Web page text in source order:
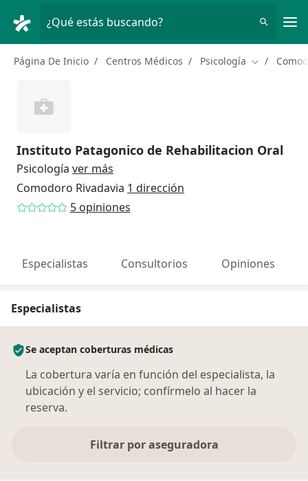
¿Qué estás buscando?
Página De Inicio Centros Médicos Psicología Cambiar de
Instituto Patagonico de Rehabilitacion Oral
Psicología ver más
Comodoro Rivadavia 1 dirección
5 opiniones
Especialistas Consultorios Opiniones
Especialistas
Se aceptan coberturas médicas
La cobertura varía en función del especialista, la
ubicación y el servicio; confírmelo al hacer la
reserva.
Filtrar por aseguradora